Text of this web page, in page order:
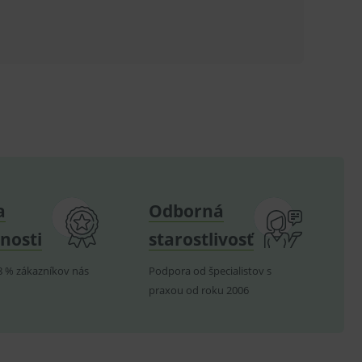
% zákazníkov nás
Odborná
starostlivosť
Podpora od špecialistov s
praxou od roku 2006
analytics.
analytics.
cookies a
reklamy.
předvoleb pro